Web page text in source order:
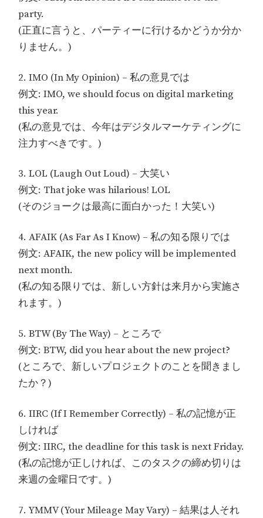
party.
(正直に言うと、パーティーに行けるかどうか分か
りません。)
2. IMO (In My Opinion) – 私の意見では
例文: IMO, we should focus on digital marketing
this year.
(私の意見では、今年はデジタルマーケティングに
注力すべきです。)
3. LOL (Laugh Out Loud) – 大笑い
例文: That joke was hilarious! LOL
(そのジョークは最高に面白かった！大笑い)
4. AFAIK (As Far As I Know) – 私の知る限りでは
例文: AFAIK, the new policy will be implemented
next month.
(私の知る限りでは、新しい方針は来月から実施さ
れます。)
5. BTW (By The Way) – ところで
例文: BTW, did you hear about the new project?
(ところで、新しいプロジェクトのことを聞きまし
たか？)
6. IIRC (If I Remember Correctly) – 私の記憶が正
しければ
例文: IIRC, the deadline for this task is next Friday.
(私の記憶が正しければ、このタスクの締め切りは
来週の金曜日です。)
7. YMMV (Your Mileage May Vary) – 結果は人それ